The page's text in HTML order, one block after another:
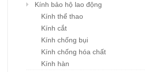
Kính bảo hộ lao động
Kính thể thao
Kính cắt
Kính chống bụi
Kính chống hóa chất
Kính hàn